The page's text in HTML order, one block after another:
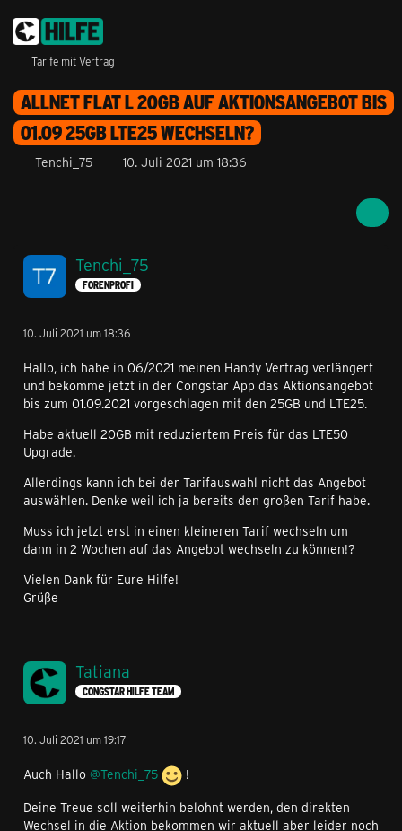
Tarife mit Vertrag
ALLNET FLAT L 20GB AUF AKTIONSANGEBOT BIS
01.09 25GB LTE25 WECHSELN?
Tenchi_75 10. Juli 2021 um 18:36
Tenchi_75
FORENPROFI
10. Juli 2021 um 18:36
Hallo, ich habe in 06/2021 meinen Handy Vertrag verlängert
und bekomme jetzt in der Congstar App das Aktionsangebot
bis zum 01.09.2021 vorgeschlagen mit den 25GB und LTE25.
Habe aktuell 20GB mit reduziertem Preis für das LTE50
Upgrade.
Allerdings kann ich bei der Tarifauswahl nicht das Angebot
auswählen. Denke weil ich ja bereits den großen Tarif habe.
Muss ich jetzt erst in einen kleineren Tarif wechseln um
dann in 2 Wochen auf das Angebot wechseln zu können!?
Vielen Dank für Eure Hilfe!
Grüße
Tatiana
CONGSTAR HILFE TEAM
10. Juli 2021 um 19:17
Auch Hallo @Tenchi_75
!
Deine Treue soll weiterhin belohnt werden, den direkten
Wechsel in die Aktion bekommen wir aktuell aber leider noch